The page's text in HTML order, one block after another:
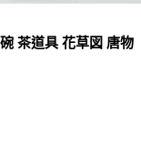
茶道具 花草図 唐物